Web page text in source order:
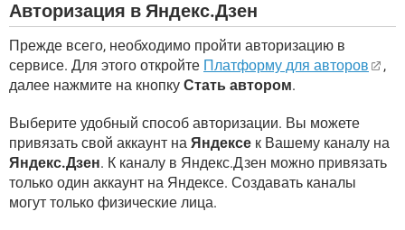
Авторизация в Яндекс.Дзен
Прежде всего, необходимо пройти авторизацию в
сервисе. Для этого откройте Платформу для авторов
,
далее нажмите на кнопку Стать автором.
Выберите удобный способ авторизации. Вы можете
привязать свой аккаунт на Яндексе к Вашему каналу на
Яндекс.Дзен. К каналу в Яндекс.Дзен можно привязать
только один аккаунт на Яндексе. Создавать каналы
могут только физические лица.